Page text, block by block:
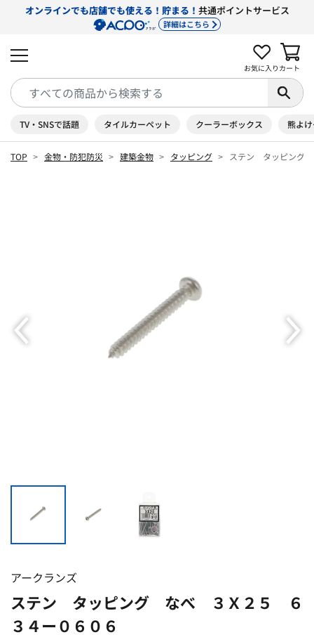
オンラインでも店舗でも使える！貯まる！ 共通ポイントサービス
詳細はこちら
お気に入り カート
TV・SNSで話題 タイルカーペット クーラーボックス 熊よ
TOP 金物・防犯防災 建築金物 タッピング ステン タッピング
アークランズ
ステン タッピング なべ ３Ｘ２５ ６
３４ー０６０６